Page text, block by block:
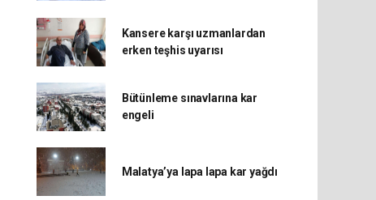
Kansere karşı uzmanlardan
erken teşhis uyarısı
Bütünleme sınavlarına kar
engeli
Malatya’ya lapa lapa kar yağdı